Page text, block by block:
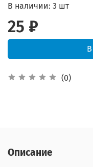
(0)
В наличии: 3 шт
25 ₽
Описание